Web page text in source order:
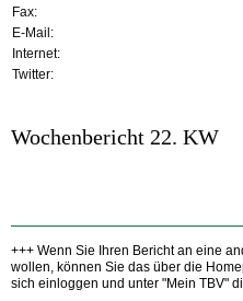
Fax:
E-Mail:
Internet:
Twitter:
Wochenbericht 22. KW
+++ Wenn Sie Ihren Bericht an eine
wollen, können Sie das über die
sich einloggen und unter "Mein TBV"